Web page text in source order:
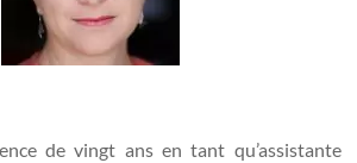
de vingt ans en tant qu’assistante